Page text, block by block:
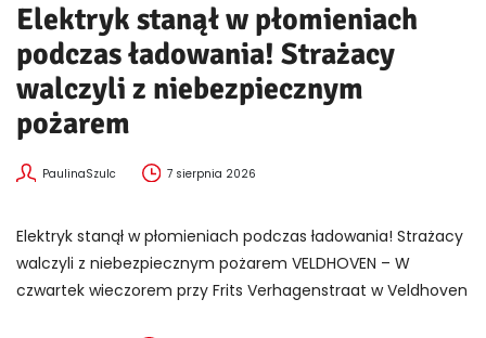
Elektryk stanął w płomieniach
podczas ładowania! Strażacy
walczyli z niebezpiecznym
pożarem
PaulinaSzulc 7 sierpnia 2026
Elektryk stanął w płomieniach podczas ładowania! Strażacy
walczyli z niebezpiecznym pożarem VELDHOVEN – W
czwartek wieczorem przy Frits Verhagenstraat w Veldhoven